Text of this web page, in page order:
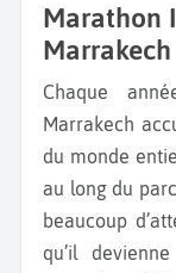
Marathon International de
Marrakech
Chaque année, le Marathon International de
Marrakech
du monde
au long du
beaucoup
qu’il